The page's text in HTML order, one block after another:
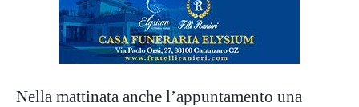
Nella mattinata anche l’appuntamento una